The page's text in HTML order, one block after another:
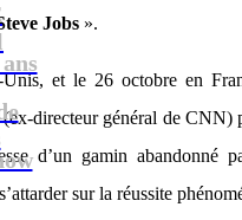
Jobs ».
et le 26 octobre en
(ex-directeur général de CNN)
d’un gamin abandonné
sur la réussite